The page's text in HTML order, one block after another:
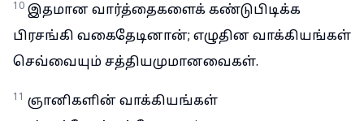
10 இதமான வார்த்தைகளைக் கண்டுபிடிக்க
பிரசங்கி வகைதேடினான்; எழுதின வாக்கியங்கள்
செவ்வையும் சத்தியமுமானவைகள்.
11 ஞானிகளின் வாக்கியங்கள்